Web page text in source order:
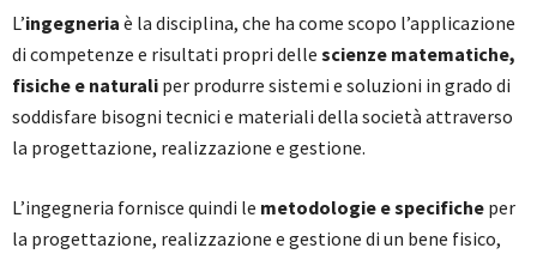
L’ingegneria è la disciplina, che ha come scopo l’applicazione
di competenze e risultati propri delle scienze matematiche,
fisiche e naturali per produrre sistemi e soluzioni in grado di
soddisfare bisogni tecnici e materiali della società attraverso
la progettazione, realizzazione e gestione.
L’ingegneria fornisce quindi le metodologie e specifiche per
la progettazione, realizzazione e gestione di un bene fisico,